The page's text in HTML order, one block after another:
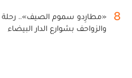
8
«مطارِدو سموم الصيف».. رحلة
والزواحف بشوارع الدار البيضاء